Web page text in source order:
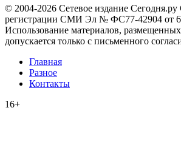
© 2004-2026 Сетевое издание Сегодня.ру
регистрации СМИ Эл № ФС77-42904 от
Использование материалов,
допускается только с письменного
Главная
Разное
Контакты
16+